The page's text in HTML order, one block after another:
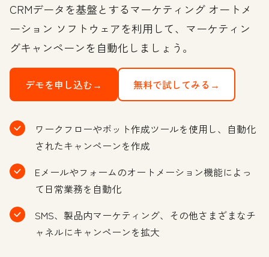
CRMデータを基盤とするマーケティング オートメ
ーション ソフトウェアを利用して、マーケティン
グキャンペーンを自動化しましょう。
デモを申し込む→ 無料で試してみる→
ワークフローやボット作成ツールを使用し、自動化
されたキャンペーンを作成
Eメールやフォームのオートメーション機能によっ
て日常業務を自動化
SMS、製品内マーケティング、その他さまざまなチ
ャネルにキャンペーンを拡大